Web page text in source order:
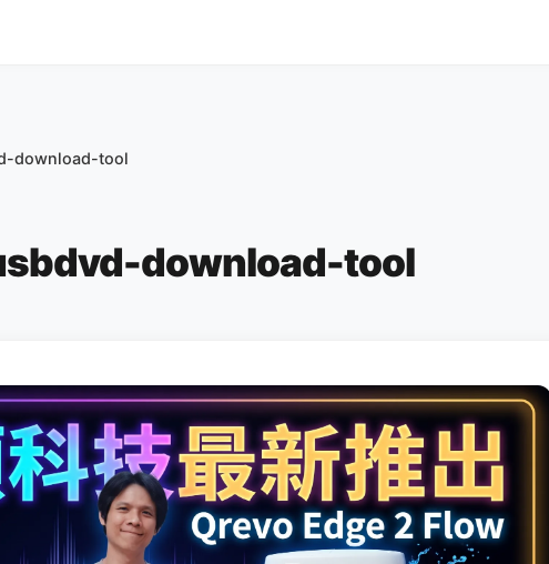
download-tool
download-tool